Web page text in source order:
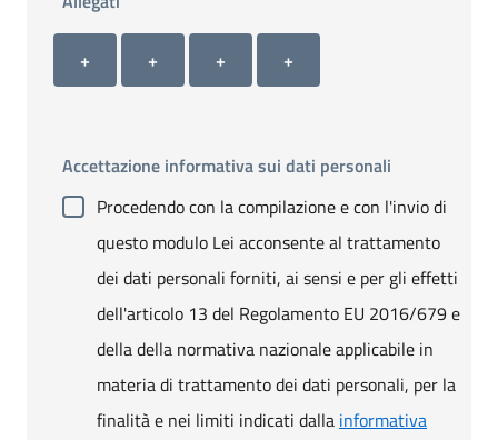
Allegato 1
+
Allegato 2
+
Allegato 3
+
Allegato 4
+
Accettazione informativa sui dati personali
Procedendo con la compilazione e con l'invio di
questo modulo Lei acconsente al trattamento
dei dati personali forniti, ai sensi e per gli effetti
dell'articolo 13 del Regolamento EU 2016/679 e
della della normativa nazionale applicabile in
materia di trattamento dei dati personali, per la
finalità e nei limiti indicati dalla informativa